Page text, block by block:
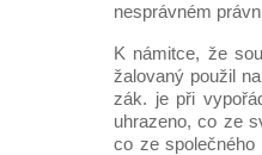
nesprávném
K námitce, že
žalovaný použil
zák. je při
uhrazeno, co ze
co ze